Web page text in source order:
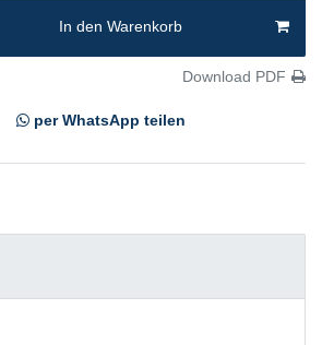
In den Warenkorb
Download PDF
per WhatsApp teilen